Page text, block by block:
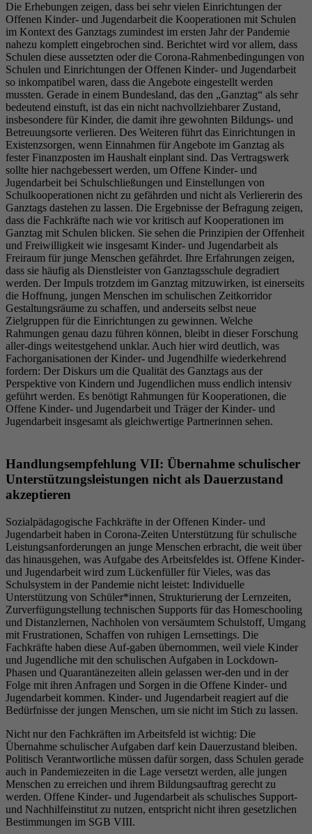
Die Erhebungen zeigen, dass bei sehr vielen Einrichtungen der
Offenen Kinder- und Jugendarbeit die Kooperationen mit Schulen
im Kontext des Ganztags zumindest im ersten Jahr der Pandemie
nahezu komplett eingebrochen sind. Berichtet wird vor allem, dass
Schulen diese aussetzten oder die Corona-Rahmenbedingungen von
Schulen und Einrichtungen der Offenen Kinder- und Jugendarbeit
so inkompatibel waren, dass die Angebote eingestellt werden
mussten. Gerade in einem Bundesland, das den „Ganztag“ als sehr
bedeutend einstuft, ist das ein nicht nachvollziehbarer Zustand,
insbesondere für Kinder, die damit ihre gewohnten Bildungs- und
Betreuungsorte verlieren. Des Weiteren führt das Einrichtungen in
Existenzsorgen, wenn Einnahmen für Angebote im Ganztag als
fester Finanzposten im Haushalt einplant sind. Das Vertragswerk
sollte hier nachgebessert werden, um Offene Kinder- und
Jugendarbeit bei Schulschließungen und Einstellungen von
Schulkooperationen nicht zu gefährden und nicht als Verliererin des
Ganztags dastehen zu lassen. Die Ergebnisse der Befragung zeigen,
dass die Fachkräfte nach wie vor kritisch auf Kooperationen im
Ganztag mit Schulen blicken. Sie sehen die Prinzipien der Offenheit
und Freiwilligkeit wie insgesamt Kinder- und Jugendarbeit als
Freiraum für junge Menschen gefährdet. Ihre Erfahrungen zeigen,
dass sie häufig als Dienstleister von Ganztagsschule degradiert
werden. Der Impuls trotzdem im Ganztag mitzuwirken, ist einerseits
die Hoffnung, jungen Menschen im schulischen Zeitkorridor
Gestaltungsräume zu schaffen, und anderseits selbst neue
Zielgruppen für die Einrichtungen zu gewinnen. Welche
Rahmungen genau dazu führen können, bleibt in dieser Forschung
aller-dings weitestgehend unklar. Auch hier wird deutlich, was
Fachorganisationen der Kinder- und Jugendhilfe wiederkehrend
fordern: Der Diskurs um die Qualität des Ganztags aus der
Perspektive von Kindern und Jugendlichen muss endlich intensiv
geführt werden. Es benötigt Rahmungen für Kooperationen, die
Offene Kinder- und Jugendarbeit und Träger der Kinder- und
Jugendarbeit insgesamt als gleichwertige Partnerinnen sehen.
Handlungsempfehlung VII: Übernahme schulischer
Unterstützungsleistungen nicht als Dauerzustand
akzeptieren
Sozialpädagogische Fachkräfte in der Offenen Kinder- und
Jugendarbeit haben in Corona-Zeiten Unterstützung für schulische
Leistungsanforderungen an junge Menschen erbracht, die weit über
das hinausgehen, was Aufgabe des Arbeitsfeldes ist. Offene Kinder-
und Jugendarbeit wird zum Lückenfüller für Vieles, was das
Schulsystem in der Pandemie nicht leistet: Individuelle
Unterstützung von Schüler*innen, Strukturierung der Lernzeiten,
Zurverfügungstellung technischen Supports für das Homeschooling
und Distanzlernen, Nachholen von versäumtem Schulstoff, Umgang
mit Frustrationen, Schaffen von ruhigen Lernsettings. Die
Fachkräfte haben diese Auf-gaben übernommen, weil viele Kinder
und Jugendliche mit den schulischen Aufgaben in Lockdown-
Phasen und Quarantänezeiten allein gelassen wer-den und in der
Folge mit ihren Anfragen und Sorgen in die Offene Kinder- und
Jugendarbeit kommen. Kinder- und Jugendarbeit reagiert auf die
Bedürfnisse der jungen Menschen, um sie nicht im Stich zu lassen.
Nicht nur den Fachkräften im Arbeitsfeld ist wichtig: Die
Übernahme schulischer Aufgaben darf kein Dauerzustand bleiben.
Politisch Verantwortliche müssen dafür sorgen, dass Schulen gerade
auch in Pandemiezeiten in die Lage versetzt werden, alle jungen
Menschen zu erreichen und ihrem Bildungsauftrag gerecht zu
werden. Offene Kinder- und Jugendarbeit als schulisches Support-
und Nachhilfeinstitut zu nutzen, entspricht nicht ihren gesetzlichen
Bestimmungen im SGB VIII.